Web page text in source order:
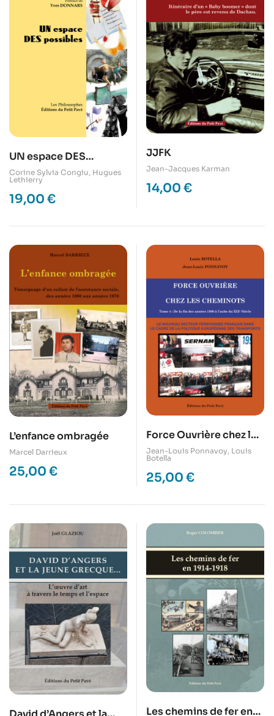
UN espace DES
possibles
Corine Sylvia Congiu, Hugues
Lethierry
19,00 €
JJFK
Jean-Jacques Karman
14,00 €
L’enfance ombragée
Marcel Darrieux
25,00 €
Force Ouvrière chez les
cheminots, T4 – De la
fin des années 1980 à
l’aube du XXIème siècle
Jean-Louis Ponnavoy, Louis
Botella
25,00 €
Les chemins de fer en